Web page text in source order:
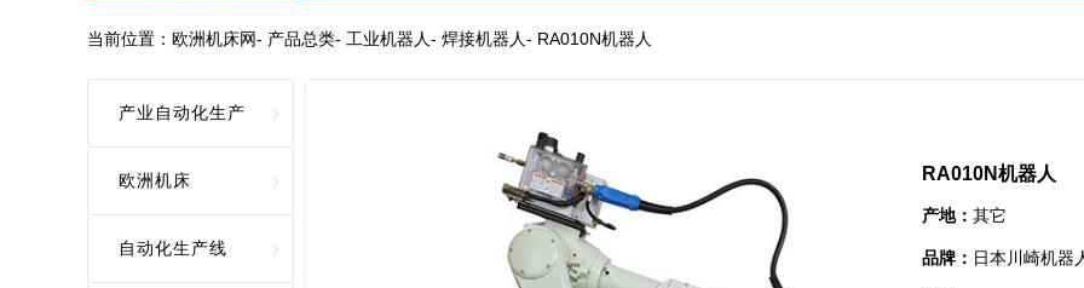
当前位置： 欧洲机床网- 产品总类- 工业机器人- 焊接机器人- RA010N机器人
产业自动化生产
欧洲机床
自动化生产线
RA010N机器人
产地： 其它
品牌： 日本川崎机器